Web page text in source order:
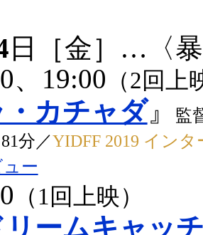
日［金］…〈
19:00 （2回上
・カチャダ』
監
分／YIDFF 2019 イン
ー
（1回上映）
リームキャッ